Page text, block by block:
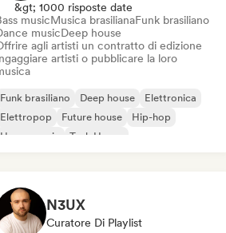
&gt; 1000 risposte date
musicMusica brasilianaFunk brasiliano
musicDeep house
agli artisti un contratto di edizione
artisti o pubblicare la loro
Funk brasiliano Deep house
Elettronica
Elettropop
Future house
Hip-hop
House music
Tech House
N3UX
Curatore Di Playlist